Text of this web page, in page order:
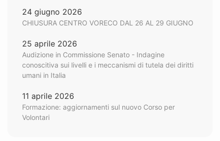
24 giugno 2026
CHIUSURA CENTRO VORECO DAL 26 AL 29 GIUGNO
25 aprile 2026
Audizione in Commissione Senato - Indagine
conoscitiva sui livelli e i meccanismi di tutela dei diritti
umani in Italia
11 aprile 2026
Formazione: aggiornamenti sul nuovo Corso per
Volontari